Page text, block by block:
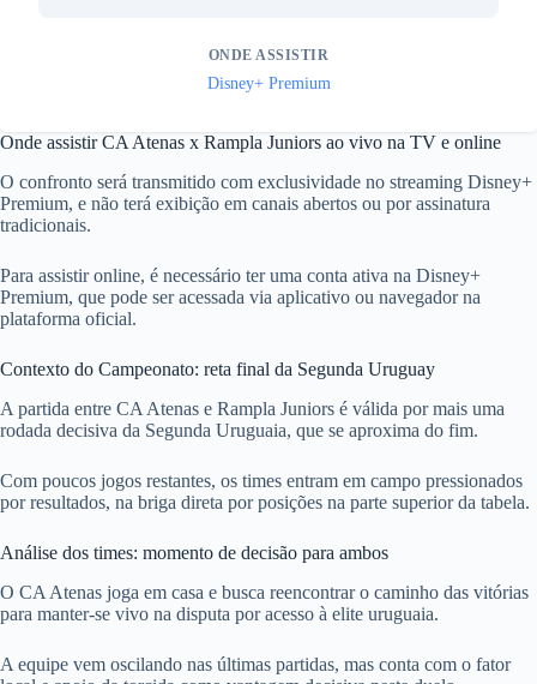
ONDE ASSISTIR
Disney+ Premium
Onde assistir CA Atenas x Rampla Juniors ao vivo na TV e online
O confronto será transmitido com exclusividade no streaming Disney+
Premium, e não terá exibição em canais abertos ou por assinatura
tradicionais.
Para assistir online, é necessário ter uma conta ativa na Disney+
Premium, que pode ser acessada via aplicativo ou navegador na
plataforma oficial.
Contexto do Campeonato: reta final da Segunda Uruguay
A partida entre CA Atenas e Rampla Juniors é válida por mais uma
rodada decisiva da Segunda Uruguaia, que se aproxima do fim.
Com poucos jogos restantes, os times entram em campo pressionados
por resultados, na briga direta por posições na parte superior da tabela.
Análise dos times: momento de decisão para ambos
O CA Atenas joga em casa e busca reencontrar o caminho das vitórias
para manter-se vivo na disputa por acesso à elite uruguaia.
A equipe vem oscilando nas últimas partidas, mas conta com o fator